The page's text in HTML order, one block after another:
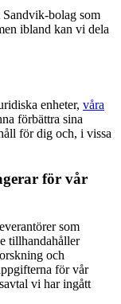
bolag som
ibland kan vi dela
enheter, våra
förbättra sina
för dig och, i vissa
för vår
som
tillhandahåller
och
för vår
vi har ingått